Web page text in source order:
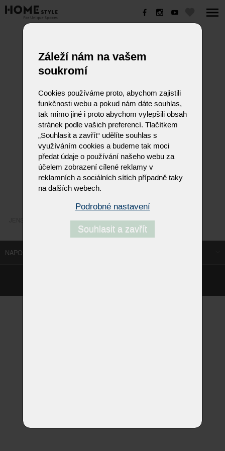
NAPOSLEDY NAVŠTÍVENÉ ODKAZY
Záleží nám na vašem
soukromí
Cookies používáme proto, abychom zajistili
funkčnosti webu a pokud nám dáte souhlas,
tak mimo jiné i proto abychom vylepšili obsah
stránek podle vašich preferencí. Tlačítkem
„Souhlasit a zavřít“ udělíte souhlas s
využíváním cookies a budeme tak moci
předat údaje o používání našeho webu za
účelem zobrazení cílené reklamy v
reklamních a sociálních sítích případně taky
na dalších webech.
Podrobné nastavení
Souhlasit a zavřít